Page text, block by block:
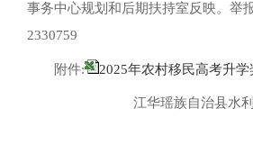
事务中心规划和后期扶持室反映。举
2330759
附件: 2025年农村移民高考升
江华瑶族自治县水利和